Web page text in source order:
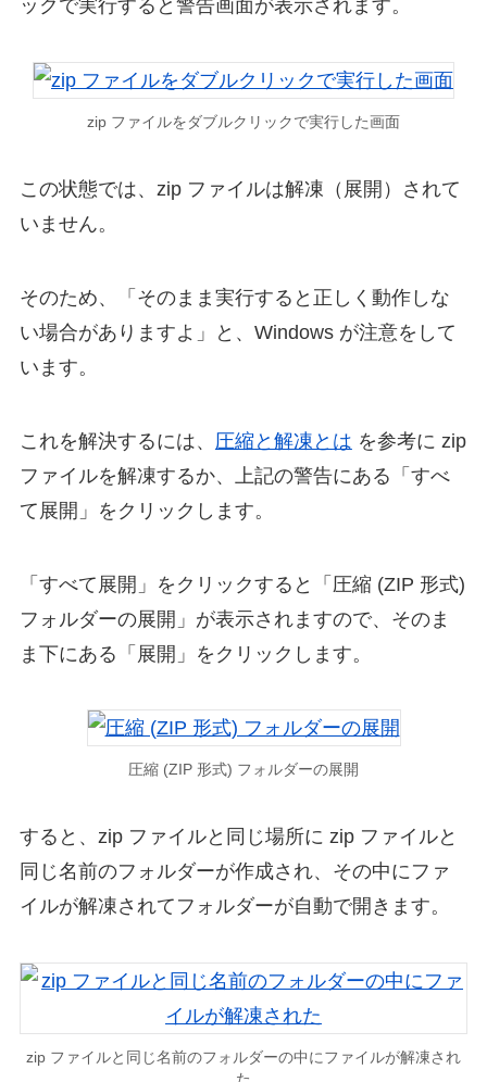
ックで実行すると警告画面が表示されます。
zip ファイルをダブルクリックで実行した画面
この状態では、zip ファイルは解凍（展開）されて
いません。
そのため、「そのまま実行すると正しく動作しな
い場合がありますよ」と、Windows が注意をして
います。
これを解決するには、 圧縮と解凍とは を参考に zip
ファイルを解凍するか、上記の警告にある「すべ
て展開」をクリックします。
「すべて展開」をクリックすると「圧縮 (ZIP 形式)
フォルダーの展開」が表示されますので、そのま
ま下にある「展開」をクリックします。
圧縮 (ZIP 形式) フォルダーの展開
すると、zip ファイルと同じ場所に zip ファイルと
同じ名前のフォルダーが作成され、その中にファ
イルが解凍されてフォルダーが自動で開きます。
zip ファイルと同じ名前のフォルダーの中にファイルが解凍され
た